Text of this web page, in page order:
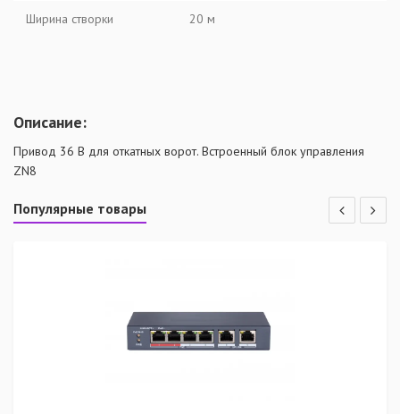
Ширина створки 20 м
Описание:
Привод 36 В для откатных ворот. Встроенный блок управления
ZN8
Популярные товары